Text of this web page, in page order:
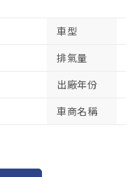
車型
排氣量
出廠年份
車商名稱